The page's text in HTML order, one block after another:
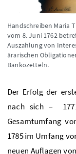
Handschreiben Maria
vom 8. Juni 1762
Auszahlung von
ärarischen
Bankozetteln.
Der Erfolg der
nach sich –
Gesamtumfang
1785 im Umfang
neuen Auflagen